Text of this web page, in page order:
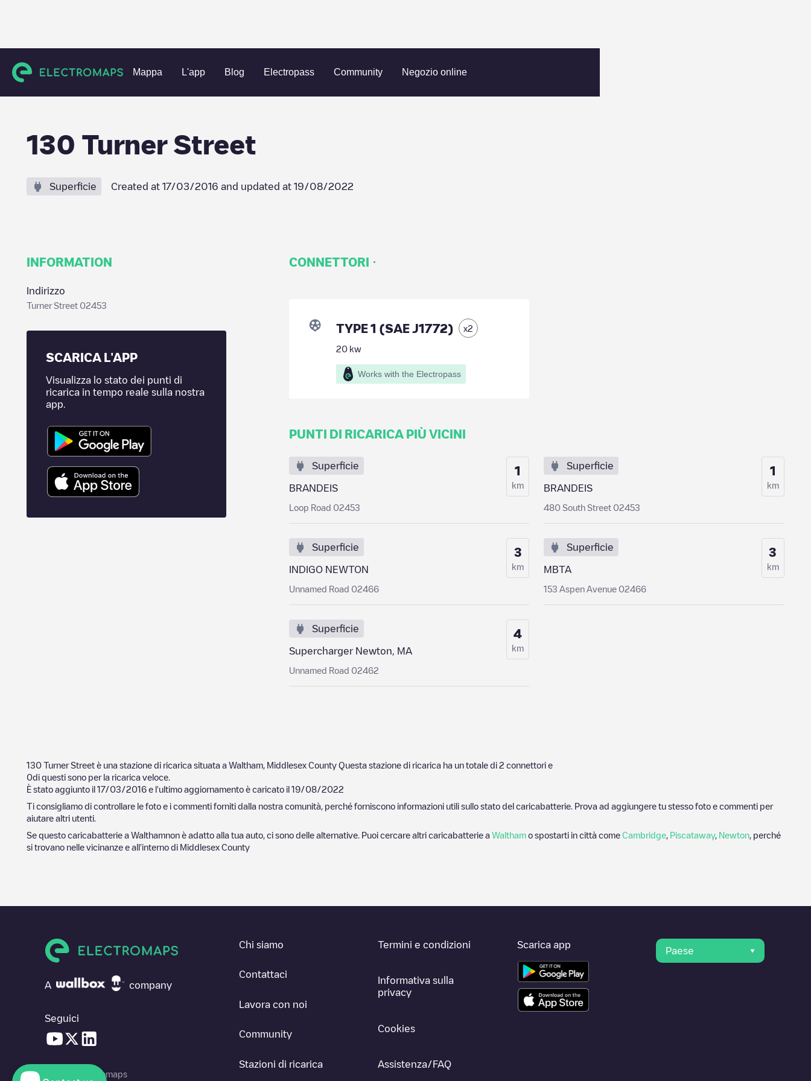
Mappa L'app Blog Electropass Community Negozio online
Charging stations Stati Uniti Middlesex County Waltham 130 Turner Street
130 Turner Street
Superficie Created at 17/03/2016 and updated at 19/08/2022
INFORMATION
Indirizzo
Turner Street 02453
SCARICA L'APP
Visualizza lo stato dei punti di
ricarica in tempo reale sulla nostra
app.
CONNETTORI ·
TYPE 1 (SAE J1772) x2
20kw
Works with the Electropass
PUNTI DI RICARICA PIÙ VICINI
Superficie
BRANDEIS
Loop Road 02453
1
km
Superficie
BRANDEIS
480 South Street 02453
1
km
Superficie
INDIGO NEWTON
Unnamed Road 02466
3
km
Superficie
MBTA
153 Aspen Avenue 02466
3
km
Superficie
Supercharger Newton, MA
Unnamed Road 02462
4
km
130 Turner Street è una stazione di ricarica situata a Waltham Middlesex County Questa stazione di ricarica ha un totale di 2 connettori e
0di questi sono per la ricarica veloce.
È stato aggiunto il 17/03/2016 e l'ultimo aggiornamento è caricato il 19/08/2022
Ti consigliamo di controllare le foto e i commenti forniti dalla nostra comunità, perché forniscono informazioni utili sullo stato del caricabatterie. Prova ad aggiungere tu stesso foto e commenti per
aiutare altri utenti.
Se questo caricabatterie a Walthamnon è adatto alla tua auto, ci sono delle alternative. Puoi cercare altri caricabatterie a Waltham o spostarti in città come Cambridge Piscataway, Newton , perché
si trovano nelle vicinanze e all'interno di Middlesex County
A company
Seguici
© 2026 Electromaps
Chi siamo
Contattaci
Lavora con noi
Community
Stazioni di ricarica
Termini e condizioni
Informativa sulla
privacy
Cookies
Assistenza/FAQ
Scarica app
Paese